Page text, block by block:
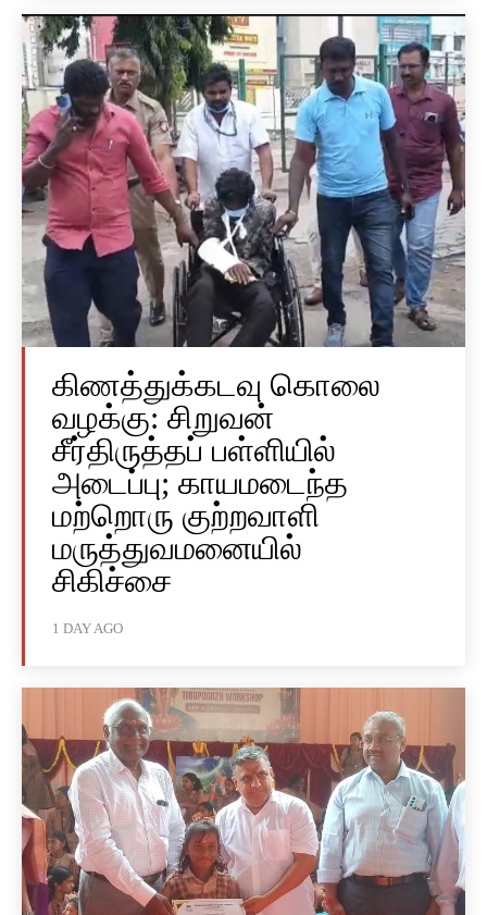
கிணத்துக்கடவு கொலை
வழக்கு: சிறுவன்
சீர்திருத்தப் பள்ளியில்
அடைப்பு; காயமடைந்த
மற்றொரு குற்றவாளி
மருத்துவமனையில்
சிகிச்சை
1 DAY AGO